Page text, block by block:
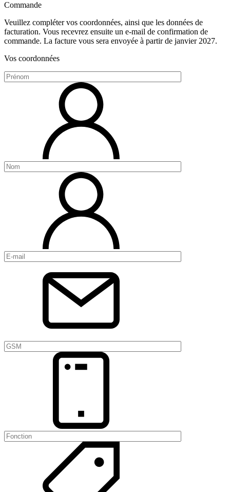
Commande
Veuillez compléter vos coordonnées, ainsi que les données de
facturation. Vous recevrez ensuite un e-mail de confirmation de
commande. La facture vous sera envoyée à partir de janvier 2027.
Vos coordonnées